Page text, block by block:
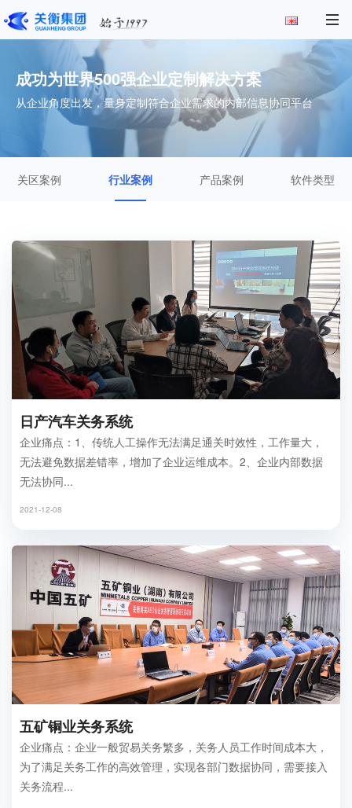
成功为世界500强企业定制解决方案
从企业角度出发，量身定制符合企业需求的内部信息协同平台
关区案例 行业案例 产品案例 软件类型
日产汽车关务系统
企业痛点：1、传统人工操作无法满足通关时效性，工作量大，
无法避免数据差错率，增加了企业运维成本。2、企业内部数据
无法协同...
2021-12-08
五矿铜业关务系统
企业痛点：企业一般贸易关务繁多，关务人员工作时间成本大，
为了满足关务工作的高效管理，实现各部门数据协同，需要接入
关务流程...